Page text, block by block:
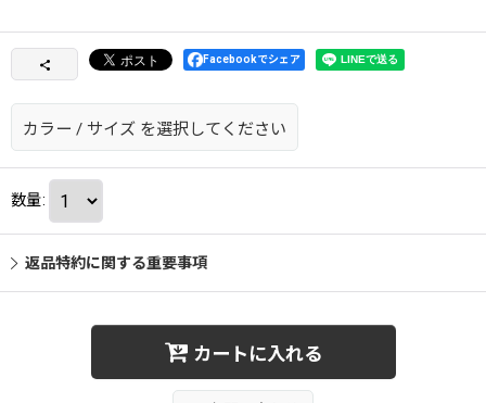
Facebookでシェア
カラー / サイズ を選択してください
数量:
返品特約に関する重要事項
カートに入れる